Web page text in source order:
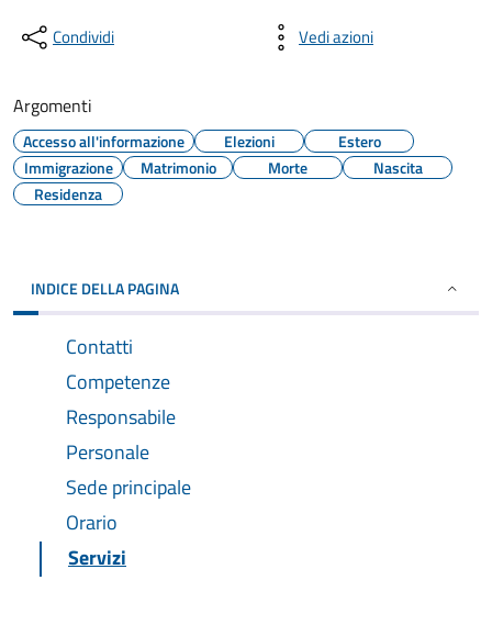
Condividi Vedi azioni
Argomenti
Accesso all'informazione Elezioni
Estero
Immigrazione
Matrimonio Morte
Nascita
Residenza
INDICE DELLA PAGINA
Contatti
Competenze
Responsabile
Personale
Sede principale
Orario
Servizi